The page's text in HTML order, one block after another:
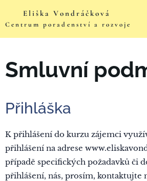
Eliška Vondráčková
Centrumporadenství a rozvoje
Smluvní
Přihláška
K přihlášení do kurzu zájemci
přihlášení na adrese
případě specifických požadavků či
přihlášení, nás, prosím, kontaktujte